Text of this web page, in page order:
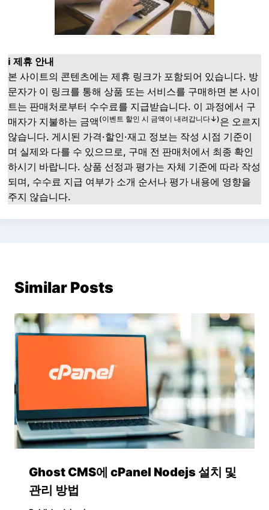
ℹ️ 제휴 안내
본 사이트의 콘텐츠에는 제휴 링크가 포함되어 있습니다. 방
문자가 이 링크를 통해 상품 또는 서비스를 구매하면 본 사이
트는 판매처로부터 수수료를 지급받습니다. 이 과정에서 구
매자가 지불하는 금액 (이벤트 할인 시 금액이 내려갑니다↓)은 오르지
않습니다. 게시된 가격·할인·재고 정보는 작성 시점 기준이
며 실제와 다를 수 있으므로, 구매 전 판매처에서 최종 확인
하시기 바랍니다. 상품 선정과 평가는 자체 기준에 따라 작성
되며, 수수료 지급 여부가 소개 순서나 평가 내용에 영향을
주지 않습니다.
Similar Posts
Ghost CMS에 cPanel Nodejs 설치 및
관리 방법